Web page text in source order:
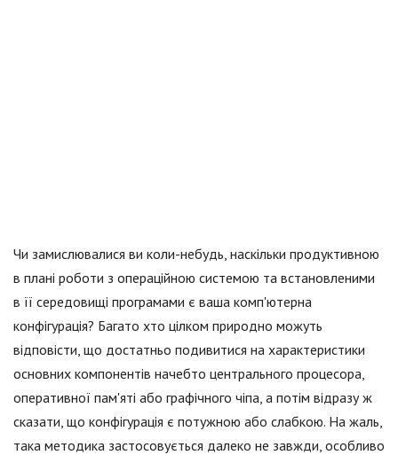
Чи замислювалися ви коли-небудь, наскільки продуктивною
в плані роботи з операційною системою та встановленими
в її середовищі програмами є ваша комп'ютерна
конфігурація? Багато хто цілком природно можуть
відповісти, що достатньо подивитися на характеристики
основних компонентів начебто центрального процесора,
оперативної пам'яті або графічного чіпа, а потім відразу ж
сказати, що конфігурація є потужною або слабкою. На жаль,
така методика застосовується далеко не завжди, особливо